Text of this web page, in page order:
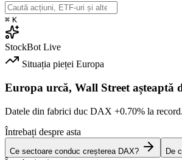
⌘ K
StockBot Live
Situația pieței Europa
Europa urcă, Wall Street așteaptă
Datele din fabrici duc DAX +0.70% la
Întrebați despre asta
Ce sectoare conduc creșterea DAX? De